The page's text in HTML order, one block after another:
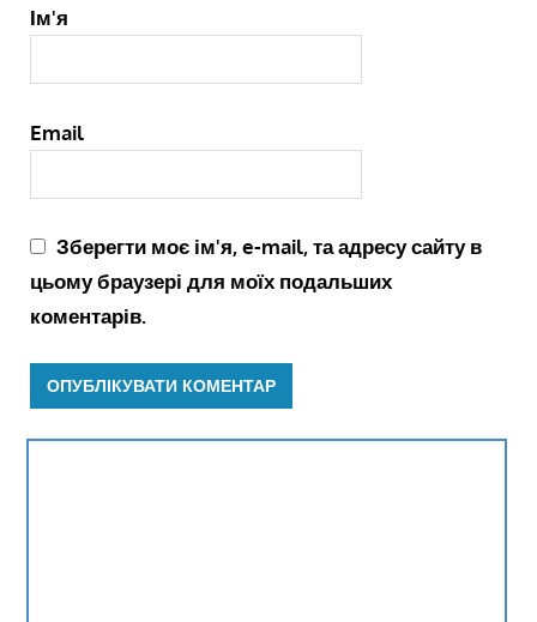
Ім'я
Email
Зберегти моє ім'я, e-mail, та адресу сайту в
цьому браузері для моїх подальших
коментарів.